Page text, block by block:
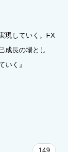
現していく。FX
成長の場とし
いく』
149